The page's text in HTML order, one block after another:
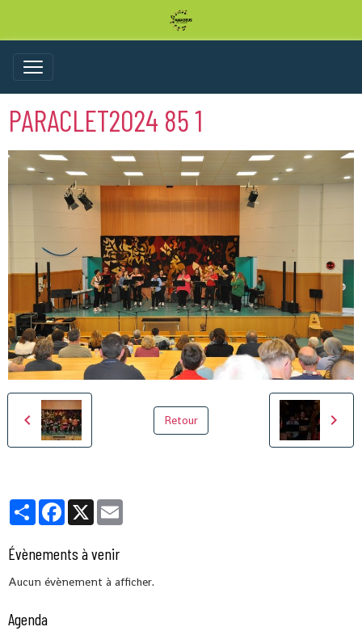
PARACLET2024 85 1
Retour
PartagerFacebook
X
Évènements à venir
Aucun évènement à afficher.
Agenda